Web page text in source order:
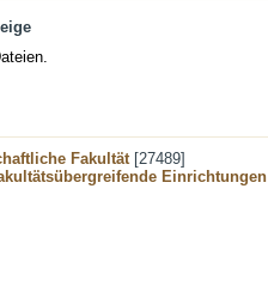
Fakultät[27489]
Einrichtungen